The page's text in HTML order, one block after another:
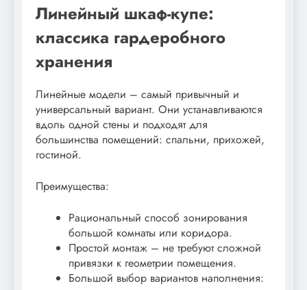
Линейный шкаф-купе:
классика гардеробного
хранения
Линейные модели – самый привычный и
универсальный вариант. Они устанавливаются
вдоль одной стены и подходят для
большинства помещений: спальни, прихожей,
гостиной.
Преимущества:
Рациональный способ зонирования
большой комнаты или коридора.
Простой монтаж – не требуют сложной
привязки к геометрии помещения.
Большой выбор вариантов наполнения: